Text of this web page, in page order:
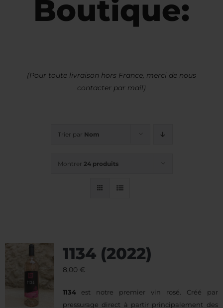
Boutique:
(Pour toute livraison hors France, merci de nous
contacter par mail)
Trier par Nom
Montrer 24 produits
1134 (2022)
8,00 €
1134est notre premier vin rosé. Créé par
pressurage direct à partir principalement des